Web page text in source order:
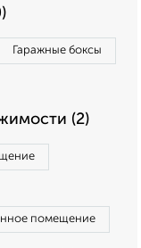
Гаражные боксы
(2)
помещение